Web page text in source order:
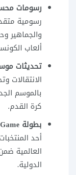
رسومات
رسومية
والجماهير
ألعاب
تحديثات موسم 2025-
الانتقالات
بالموسم
كرة القدم.
بطولة The World’s Game:
أحد
العالمية
الدولية.